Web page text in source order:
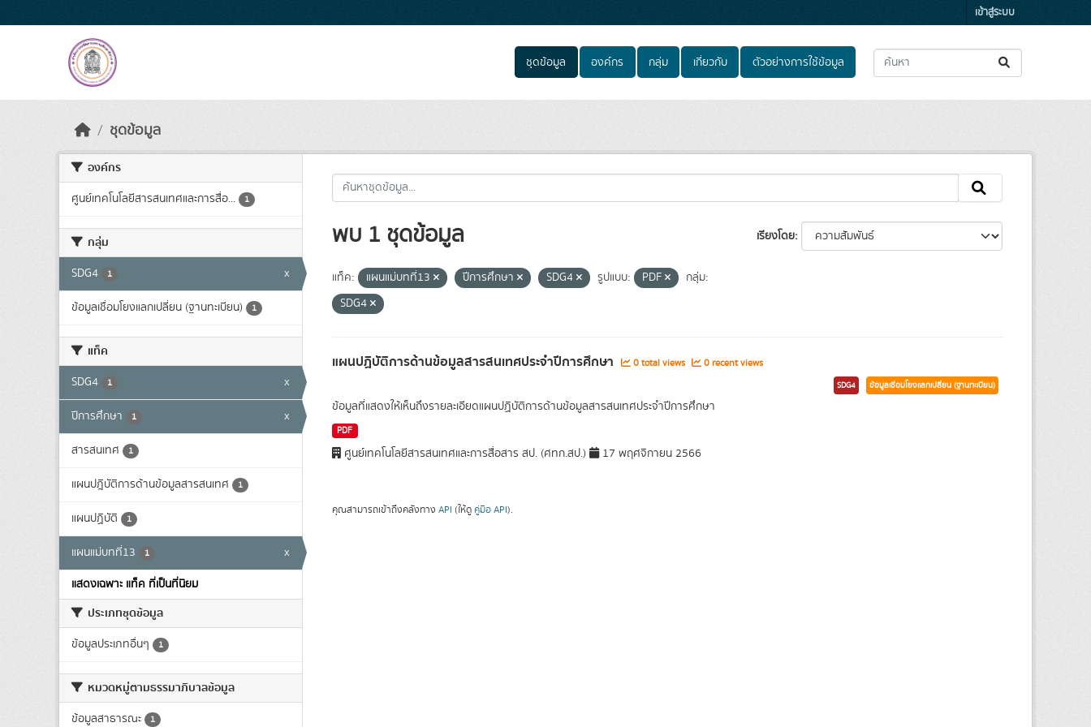
เข้าสู่ระบบ
ชุดข้อมูล องค์กร กลุ่ม เกี่ยวกับ ตัวอย่างการใช้ข้อมูล
ชุดข้อมูล
องค์กร
ศูนย์เทคโนโลยีสารสนเทศและการสื่อ... 1
กลุ่ม
SDG4 1 x
ข้อมูลเชื่อมโยงแลกเปลี่ยน (ฐานทะเบียน) 1
แท็ค
SDG4 1 x
ปีการศึกษา 1 x
สารสนเทศ 1
แผนปฎิบัติการด้านข้อมูลสารสนเทศ 1
แผนปฏิบัติ 1
แผนแม่บทที่13 1
x
แสดงเฉพาะ แท็ค ที่เป็นที่นิยม
ประเภทชุดข้อมูล
ข้อมูลประเภทอื่นๆ 1
หมวดหมู่ตามธรรมาภิบาลข้อมูล
ข้อมูลสาธารณะ 1
เรียงโดย
พบ 1 ชุดข้อมูล
แท็ค: แผนแม่บทที่13 ปีการศึกษา SDG4 รูปแบบ: PDF
กลุ่ม:
SDG4
แผนปฏิบัติการด้านข้อมูลสารสนเทศประจำปีการศึกษา 0 total views 0 recent views
SDG4 ข้อมูลเชื่อมโยงแลกเปลี่ยน (ฐานทะเบียน)
ข้อมูลที่แสดงให้เห็นถึงรายละเอียดแผนปฏิบัติการด้านข้อมูลสารสนเทศประจำปีการศึกษา
PDF
ศูนย์เทคโนโลยีสารสนเทศและการสื่อสาร สป. (ศทก.สป.) 17 พฤศจิกายน 2566
คุณสามารถเข้าถึงคลังทาง API (ให้ดู คู่มือ API).